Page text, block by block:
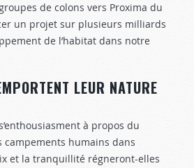
de colons vers Proxima du
un projet sur plusieurs milliards
de l’habitat dans notre
LEUR NATURE
à propos du
campements humains dans
et la tranquillité régneront-elles